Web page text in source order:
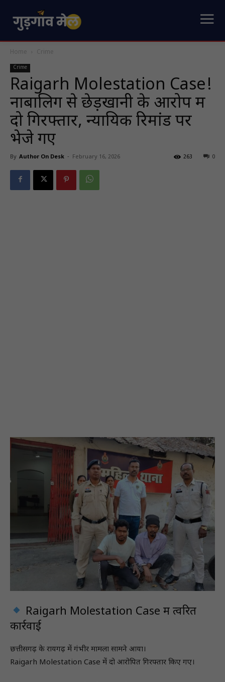
Home Crime
Crime
Raigarh Molestation Case!
नाबालिग से छेड़खानी के आरोप में
दो गिरफ्तार, न्यायिक रिमांड पर
भेजे गए
By Author On Desk - February 16, 2026 0
263
Raigarh Molestation Case में त्वरित
कार्रवाई
छत्तीसगढ़ के रायगढ़ में गंभीर मामला सामने आया।
Raigarh Molestation Case में दो आरोपित गिरफ्तार किए गए।